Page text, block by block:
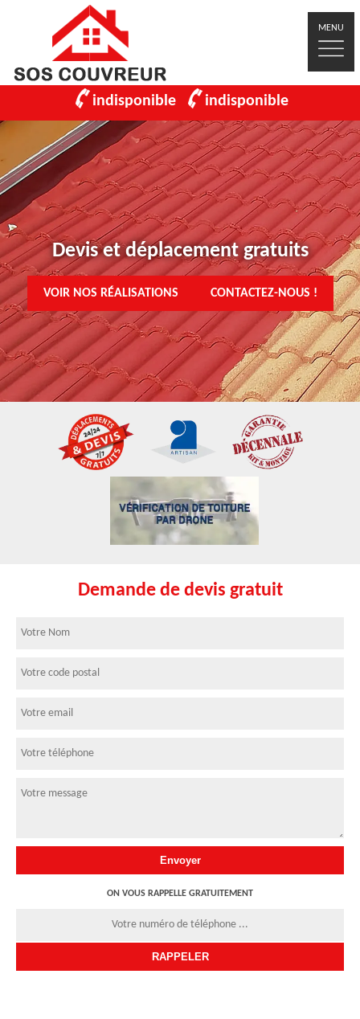
MENU
indisponible indisponible
Devis et déplacement gratuits
VOIR NOS RÉALISATIONS CONTACTEZ-NOUS !
Demande de devis gratuit
ON VOUS RAPPELLE GRATUITEMENT